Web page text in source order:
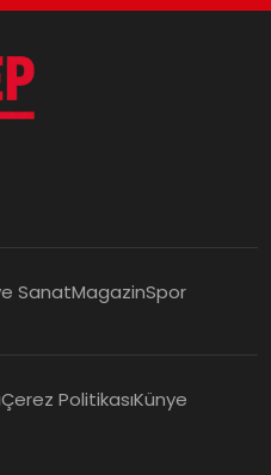
SanatMagazinSpor
Çerez PolitikasıKünye